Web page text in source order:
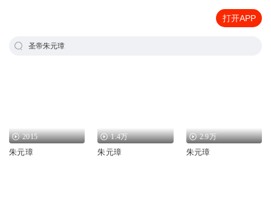
打开APP
圣帝朱元璋
2015
朱元璋
1.4万
朱元璋
2.9万
朱元璋